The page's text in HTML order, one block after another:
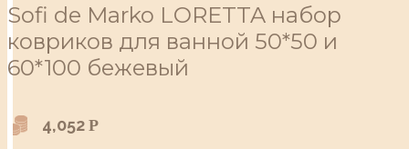
Sofi de Marko LORETTA набор
ковриков для ванной 50*50 и
60*100 бежевый
4,052 Р